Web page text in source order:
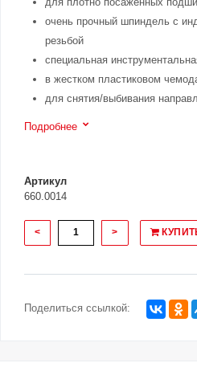
очень прочный шпиндель с
резьбой
специальная
в жестком пластиковом
для снятия/выбивания
Подробнее
Артикул
660.0014
< >
Поделиться ссылкой: